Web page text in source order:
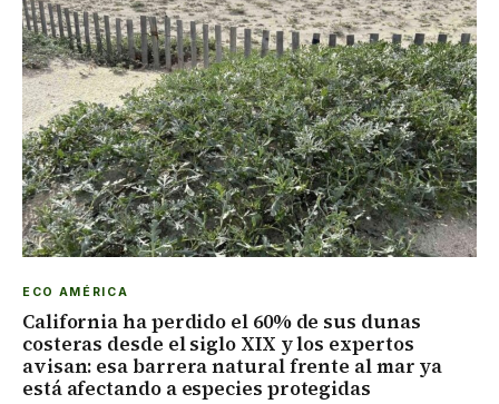
ECO AMÉRICA
California ha perdido el 60% de sus dunas
costeras desde el siglo XIX y los expertos
avisan: esa barrera natural frente al mar ya
está afectando a especies protegidas